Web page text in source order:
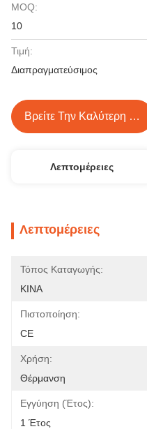
MOQ:
10
Τιμή:
Διαπραγματεύσιμος
Βρείτε Την Καλύτερη Τιμή
Λεπτομέρειες
Λεπτομέρειες
Τόπος Καταγωγής:
ΚΙΝΑ
Πιστοποίηση:
CE
Χρήση:
Θέρμανση
Εγγύηση (έτος):
1 Έτος